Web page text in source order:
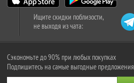
Ищите скидки поблизости,
не выходя из чата:
Сэкономьте до 90% при любых покупках
Подпишитесь на самые выгодные предложения